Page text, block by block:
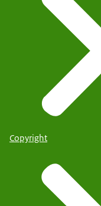
Copyright